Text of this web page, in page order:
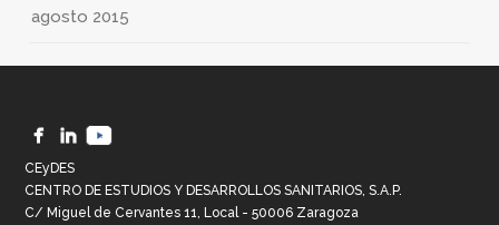
agosto 2015
CEyDES
CENTRO DE ESTUDIOS Y DESARROLLOS SANITARIOS, S.A.P.
C/ Miguel de Cervantes 11, Local - 50006 Zaragoza